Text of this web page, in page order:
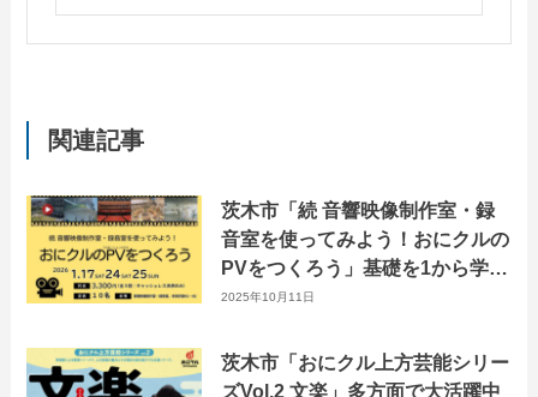
関連記事
茨木市「続 音響映像制作室・録
音室を使ってみよう！おにクルの
PVをつくろう」基礎を1から学ぶ
3日間。
2025年10月11日
茨木市「おにクル上方芸能シリー
ズVol.2 文楽」多方面で大活躍中